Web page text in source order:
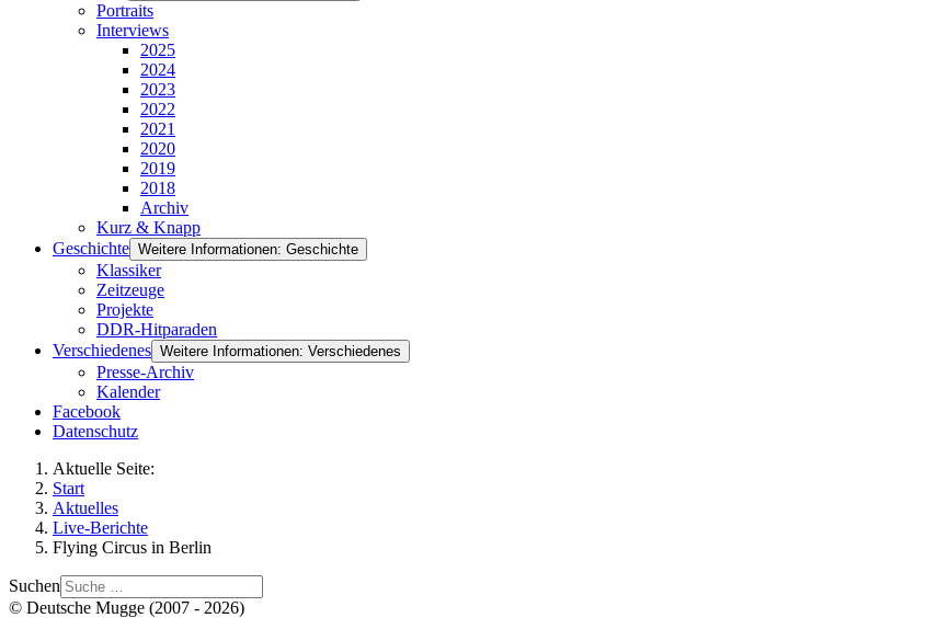
Portraits
Interviews
2025
2024
2023
2022
2021
2020
2019
2018
Archiv
Kurz & Knapp
Geschichte Weitere Informationen: Geschichte
Klassiker
Zeitzeuge
Projekte
DDR-Hitparaden
Verschiedenes Weitere Informationen: Verschiedenes
Presse-Archiv
Kalender
Facebook
Datenschutz
Aktuelle Seite:
Start
Aktuelles
Live-Berichte
Flying Circus in Berlin
Suchen
© Deutsche Mugge (2007 - 2026)